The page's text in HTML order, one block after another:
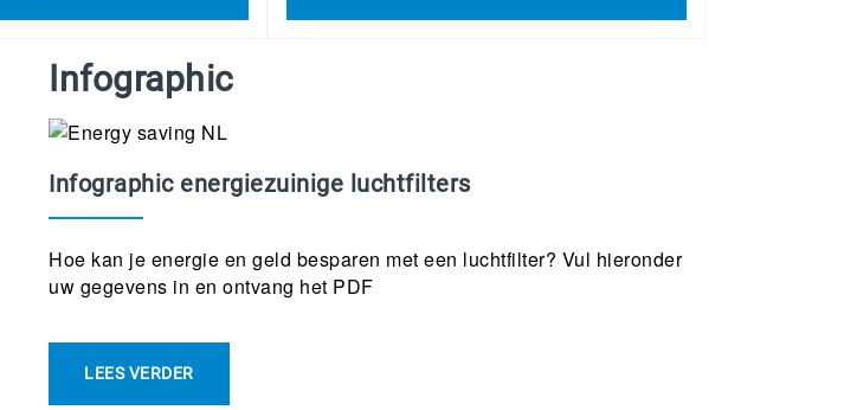
Infographic
Infographic energiezuinige luchtfilters
Hoe kan je energie en geld besparen met een luchtfilter? Vul hieronder
uw gegevens in en ontvang het PDF
LEES VERDER